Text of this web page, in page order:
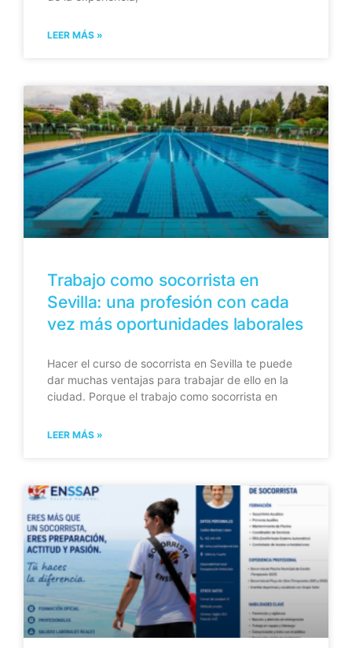
LEER MÁS »
Trabajo como socorrista en
Sevilla: una profesión con cada
vez más oportunidades laborales
Hacer el curso de socorrista en Sevilla te puede
dar muchas ventajas para trabajar de ello en la
ciudad. Porque el trabajo como socorrista en
LEER MÁS »